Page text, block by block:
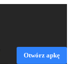
Otwórz apkę